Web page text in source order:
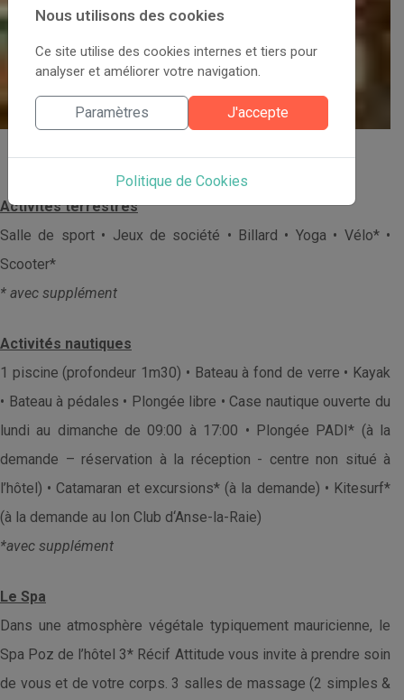
Loisirs et Sports
Activités terrestres
Salle de sport • Jeux de société • Billard • Yoga • Vélo* •
Scooter*
* avec supplément
Activités nautiques
1 piscine (profondeur 1m30) • Bateau à fond de verre • Kayak
• Bateau à pédales • Plongée libre • Case nautique ouverte du
lundi au dimanche de 09:00 à 17:00 • Plongée PADI* (à la
demande – réservation à la réception - centre non situé à
l’hôtel) • Catamaran et excursions* (à la demande) • Kitesurf*
(à la demande au Ion Club d‘Anse-la-Raie)
*avec supplément
Le Spa
Dans une atmosphère végétale typiquement mauricienne, le
Spa Poz de l’hôtel 3* Récif Attitude vous invite à prendre soin
de vous et de votre corps. 3 salles de massage (2 simples &
Nous utilisons des cookies
Ce site utilise des cookies internes et tiers pour
analyser et améliorer votre navigation.
Paramètres J'accepte
Politique de Cookies